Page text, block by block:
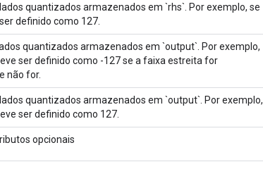
quantizados armazenados em `rhs`. Por exemplo, se
definido como 127.
quantizados armazenados em `output`. Por exemplo,
ser definido como -127 se a faixa estreita for
não for.
quantizados armazenados em `output`. Por exemplo,
ser definido como 127.
opcionais